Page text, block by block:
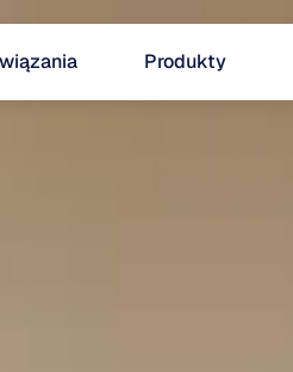
Produkty